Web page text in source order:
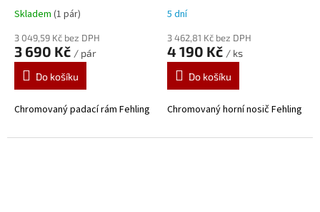
(95-14)
Skladem (1 pár)
3 049,59 Kč bez DPH
3 690 Kč / pár
Do košíku
Chromovaný padací rám Fehling
(95-14)
5 dní
3 462,81 Kč bez DPH
4 190 Kč / ks
Do košíku
Chromovaný horní nosič Fehling